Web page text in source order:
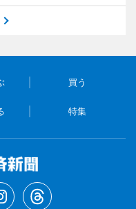
買う
特集